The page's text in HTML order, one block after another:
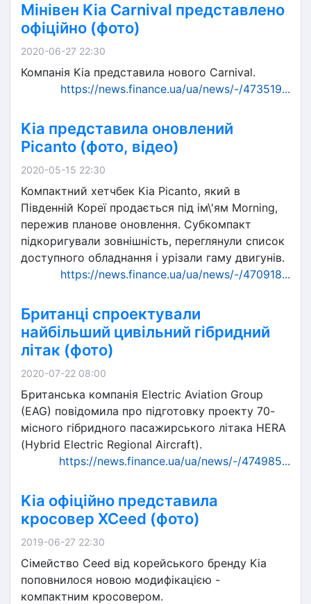
Мінівен Kia Carnival представлено
офіційно (фото)
2020-06-27 22:30
Компанія Kia представила нового Carnival.
https://news.finance.ua/ua/news/-/473519...
Kia представила оновлений
Picanto (фото, відео)
2020-05-15 22:30
Компактний хетчбек Kia Picanto, який в
Південній Кореї продається під ім\'ям Morning,
пережив планове оновлення. Субкомпакт
підкоригували зовнішність, переглянули список
доступного обладнання і урізали гаму двигунів.
https://news.finance.ua/ua/news/-/470918...
Британці спроектували
найбільший цивільний гібридний
літак (фото)
2020-07-22 08:00
Британська компанія Electric Aviation Group
(EAG) повідомила про підготовку проекту 70-
місного гібридного пасажирського літака HERA
(Hybrid Electric Regional Aircraft).
https://news.finance.ua/ua/news/-/474985...
Kia офіційно представила
кросовер XCeed (фото)
2019-06-27 22:30
Сімейство Ceed від корейського бренду Kia
поповнилося новою модифікацією -
компактним кросовером.